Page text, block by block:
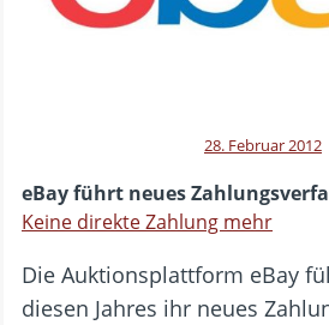
28. Februar 2012
eBay führt neues
Keine direkte Zahlung mehr
Die Auktionsplattform eBay
diesen Jahres ihr neues